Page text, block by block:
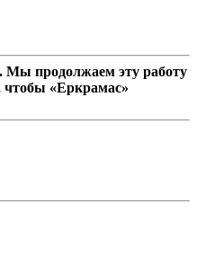
Мы продолжаем эту работу
чтобы «Еркрамас»